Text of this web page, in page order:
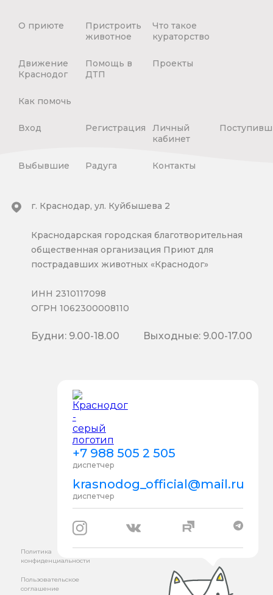
О приюте
Пристроить
животное
Что такое
кураторство
Движение
Краснодог
Помощь в
ДТП
Проекты
Как помочь
Вход Регистрация
Личный
кабинет
Выбывшие Радуга Контакты
+7 988 505 2 505
диспетчер
krasnodog_official@mail.ru
диспетчер
г. Краснодар, ул. Куйбышева 2
Краснодарская городская благотворительная
общественная организация Приют для
пострадавших животных «Краснодог»
ИНН 2310117098
ОГРН 1062300008110
Будни: 9.00-18.00 Выходные: 9.00-17.00
Политика
конфиденциальности
Пользовательское
соглашение